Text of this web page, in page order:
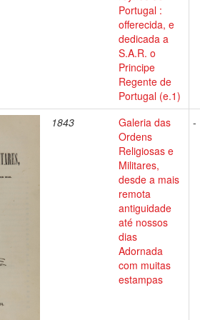
Portugal :
offerecida, e
dedicada a
S.A.R. o
Principe
Regente de
Portugal (e.1)
1843
Galeria das
Ordens
Religiosas e
Militares,
desde a mais
remota
antiguidade
até nossos
dias
Adornada
com muitas
estampas
-